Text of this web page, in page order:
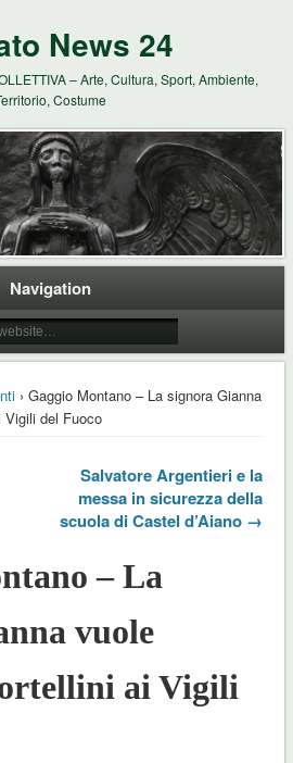
News 24
– Arte, Cultura, Sport, Ambiente,
Costume
Navigation
› Gaggio Montano – La signora Gianna
Vigili del Fuoco
Salvatore Argentieri e la
messa in sicurezza della
scuola di Castel d’Aiano →
– La
vuole
ai Vigili